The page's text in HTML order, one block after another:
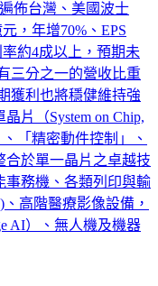
位研發人員，明年度
佈台灣、美國波士
，年增70%、EPS
約4成以上，預期未
三分之一的營收比重
獲利也將穩健維持強
片（System on Chip,
、「精密動件控制」、
合於單一晶片之卓越技
務機、各類列印與輸
高階醫療影像設備，
AI）、無人機及機器